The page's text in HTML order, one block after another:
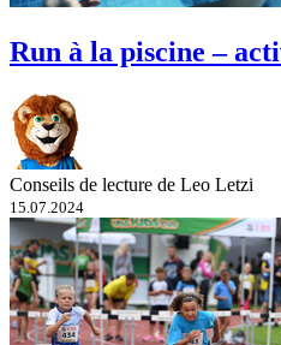
Run à la piscine –
Conseils de lecture de Leo Letzi
15.07.2024